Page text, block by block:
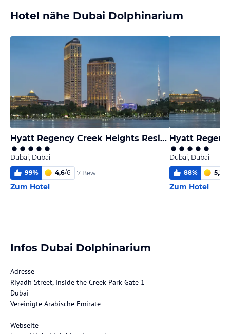
Hotel nähe Dubai Dolphinarium
Hyatt Regency Creek Heights Residences
Dubai, Dubai
99% 4,6/6 7 Bew.
Zum Hotel
Hyatt
Dubai, Dubai
88% 5,2
Zum Hotel
Infos Dubai Dolphinarium
Adresse
Riyadh Street, Inside the Creek Park Gate 1
Dubai
Vereinigte Arabische Emirate
Webseite